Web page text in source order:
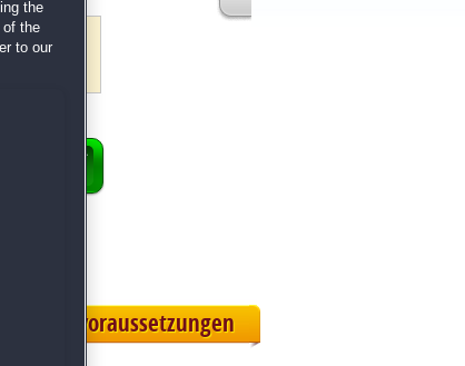
Systemvoraussetzungen
the
of the
to our